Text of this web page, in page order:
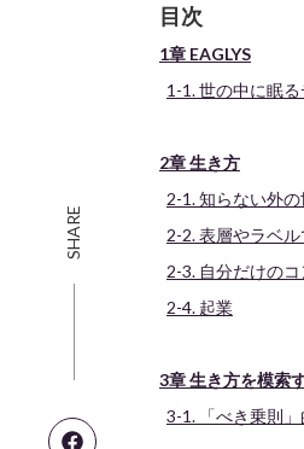
目次
1章 EAGLYS
1-1. 世の中に眠
2章 生き方
2-1. 知らない外
2-2. 表層やラベ
2-3. 自分だけのコ
2-4. 起業
3章 生き方を模索
3-1. 「べき乗則
SHARE